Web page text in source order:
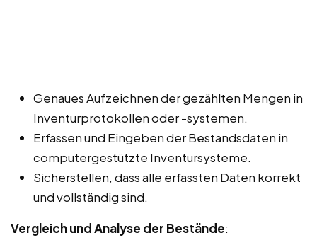
Genaues Aufzeichnen der gezählten Mengen in
Inventurprotokollen oder -systemen.
Erfassen und Eingeben der Bestandsdaten in
computergestützte Inventursysteme.
Sicherstellen, dass alle erfassten Daten korrekt
und vollständig sind.
Vergleich und Analyse der Bestände: